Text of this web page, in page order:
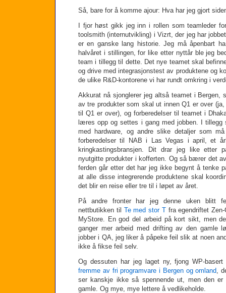
Så, bare for å komme ajour: Hva har jeg gjort
I fjor høst gikk jeg inn i rollen som teamleder
toolsmith (internutvikling) i Vizrt, der jeg har
er en ganske lang historie. Jeg må åpenbart
halvåret i stillingen, for like etter nyttår ble jeg
team i tillegg til dette. Det nye teamet skal
og drive med integrasjonstest av produktene og
de ulike R&D-kontorene vi har rundt omkring i
Akkurat nå sjonglerer jeg altså teamet i Bergen,
av tre produkter som skal ut innen Q1 er over
til Q1 er over), og forberedelser til teamet i
læres opp og settes i gang med jobben. I
med hardware, og andre slike detaljer som
forberedelser til NAB i Las Vegas i april, et
kringkastingsbransjen. Dit drar jeg like etter
nyutgitte produkter i kofferten. Og så bærer det
ferden går etter det har jeg ikke begynt å tenke
at alle disse integrerende produktene skal
det blir en reise eller tre til i løpet av året.
På andre fronter har jeg denne uken blitt
nettbutikken til Te med stor Tfra egendriftet
MyStore. En god del arbeid på kort sikt, men
ganger mer arbeid med drifting av den gamle
jobber i QA, jeg liker å påpeke feil slik at noen
ikke å fikse feil selv.
Og dessuten har jeg laget ny, fjong WP-
fremme av fri programvare i Bergen og omland,
ser kanskje ikke så spennende ut, men den er
gamle. Og mye, mye lettere å vedlikeholde.